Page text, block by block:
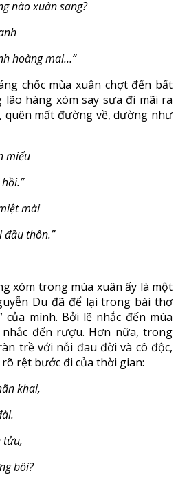
nào xuân sang?
hoàng mai…”
chốc mùa xuân chợt đến bất
hàng xóm say sưa đi mãi ra
mất đường về, dường như
miếu
mài
đầu thôn.”
xóm trong mùa xuân ấy là một
Du đã để lại trong bài thơ
của mình. Bởi lẽ nhắc đến mùa
đến rượu. Hơn nữa, trong
trề với nỗi đau đời và cô độc,
rệt bước đi của thời gian:
khai,
tửu,
bôi?